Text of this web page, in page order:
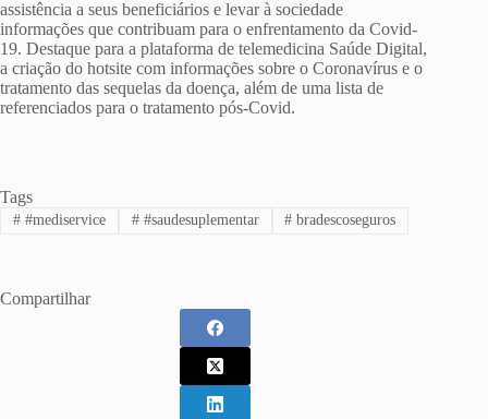
assistência a seus beneficiários e levar à sociedade
informações que contribuam para o enfrentamento da Covid-
19. Destaque para a plataforma de telemedicina Saúde Digital,
a criação do hotsite com informações sobre o Coronavírus e o
tratamento das sequelas da doença, além de uma lista de
referenciados para o tratamento pós-Covid.
Tags
##mediservice ##saudesuplementar # bradescoseguros
Compartilhar